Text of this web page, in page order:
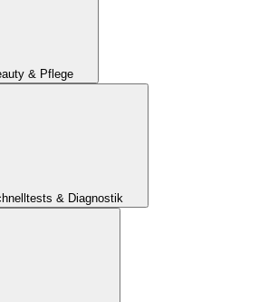
& Pflege
& Diagnostik